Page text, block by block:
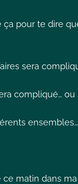
pour te dire
sera
compliqué… ou
matin dans